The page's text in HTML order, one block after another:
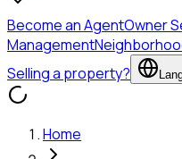
Become an AgentOwner
Management
Selling a property?
Home